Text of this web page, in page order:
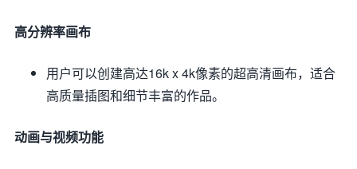
高分辨率画布
用户可以创建高达16k x 4k像素的超高清画布，适合
高质量插图和细节丰富的作品。
动画与视频功能